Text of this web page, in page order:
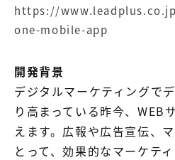
https://
one-mobile-app
開発背景
デジタルマーケティングで
り高まっている昨今、WEB
えます。広報や広告宣伝、
とって、効果的なマーケテ